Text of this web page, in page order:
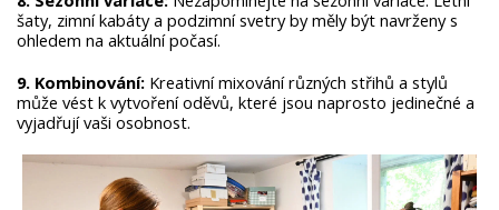
šaty, zimní kabáty a podzimní svetry by měly být navrženy s
ohledem na aktuální počasí.
9. Kombinování: Kreativní mixování různých střihů a stylů
může vést k vytvoření oděvů, které jsou naprosto jedinečné a
vyjadřují vaši osobnost.